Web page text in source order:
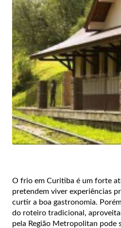
O frio em Curitiba é um forte
pretendem viver experiências
curtir a boa gastronomia.
do roteiro tradicional,
pela Região Metropolitan pode